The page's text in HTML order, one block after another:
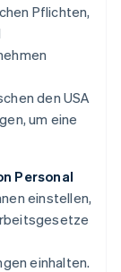
Pflichten,
den USA
um eine
Personal
einstellen,
einhalten.